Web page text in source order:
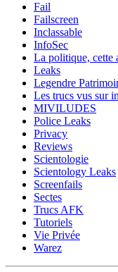
Fail
Failscreen
Inclassable
InfoSec
La politique, cette
Leaks
Legendre
Les trucs vus sur
MIVILUDES
Police Leaks
Privacy
Reviews
Scientologie
Scientology Leaks
Screenfails
Sectes
Trucs AFK
Tutoriels
Vie Privée
Warez